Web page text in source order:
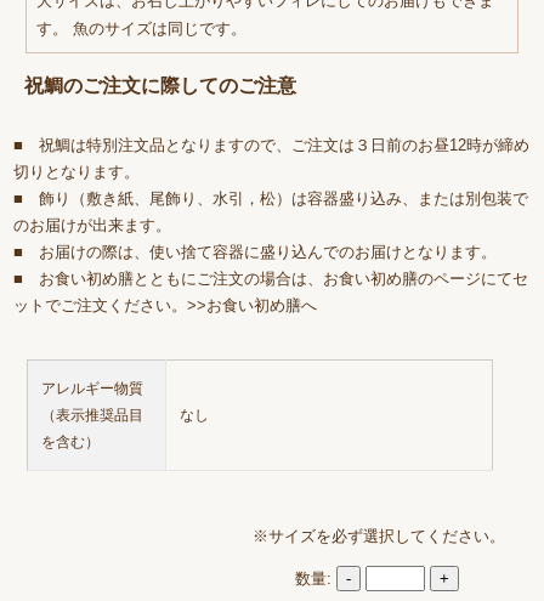
す。 魚のサイズは同じです。
祝鯛のご注文に際してのご注意
■ 祝鯛は特別注文品となりますので、ご注文は３日前のお昼12時が締め
切りとなります。
■ 飾り（敷き紙、尾飾り、水引，松）は容器盛り込み、または別包装で
のお届けが出来ます。
■ お届けの際は、使い捨て容器に盛り込んでのお届けとなります。
■ お食い初め膳とともにご注文の場合は、お食い初め膳のページにてセ
ットでご注文ください。>>お食い初め膳へ
アレルギー物質
（表示推奨品目
を含む）
なし
※サイズを必ず選択してください。
数量: - +